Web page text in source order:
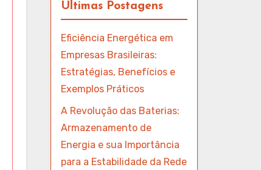
Últimas Postagens
Eficiência Energética em
Empresas Brasileiras:
Estratégias, Benefícios e
Exemplos Práticos
A Revolução das Baterias:
Armazenamento de
Energia e sua Importância
para a Estabilidade da Rede